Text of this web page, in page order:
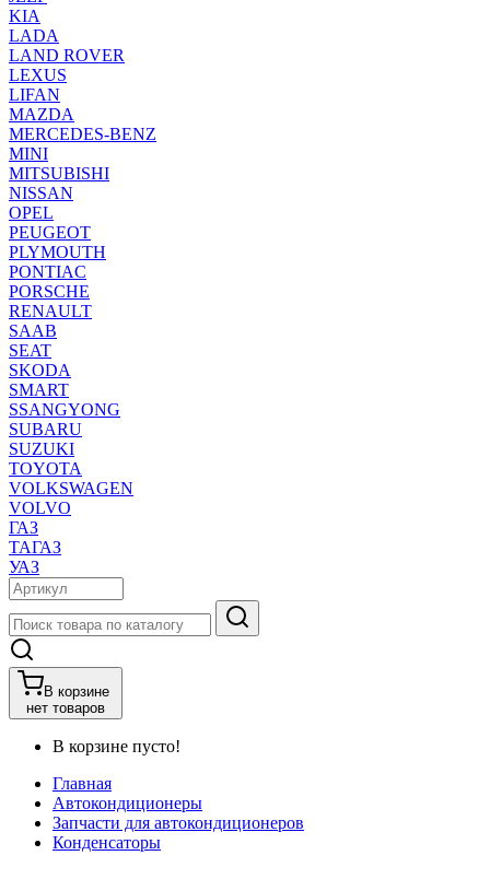
KIA
LADA
LAND ROVER
LEXUS
LIFAN
MAZDA
MERCEDES-BENZ
MINI
MITSUBISHI
NISSAN
OPEL
PEUGEOT
PLYMOUTH
PONTIAC
PORSCHE
RENAULT
SAAB
SEAT
SKODA
SMART
SSANGYONG
SUBARU
SUZUKI
TOYOTA
VOLKSWAGEN
VOLVO
ГАЗ
ТАГАЗ
УАЗ
В корзине
нет товаров
В корзине пусто!
Главная
Автокондиционеры
Запчасти для автокондиционеров
Конденсаторы